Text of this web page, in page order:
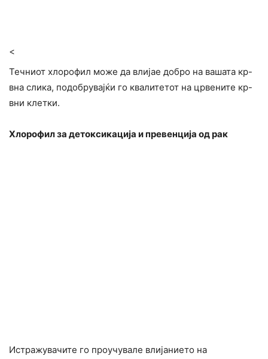
<
Течниот хлорофил може да влијае добро на вашата кр-
вна слика, подобрувајќи го квалитетот на црвените кр-
вни клетки.
Хлорофил за детоксикација и превенција од рак
Истражувачите го проучувале влијанието на